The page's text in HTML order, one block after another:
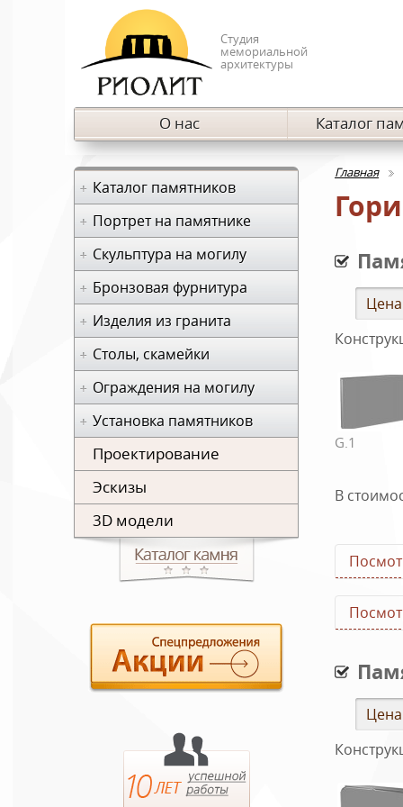
Студия
мемориальной
архитектуры
О нас Каталог
Главная
Цена
G.1
В
Цена
Каталог памятников
Портрет на памятнике
Скульптура на могилу
Бронзовая фурнитура
Изделия из гранита
Столы, скамейки
Ограждения на могилу
Установка памятников
Проектирование
Эскизы
3D модели